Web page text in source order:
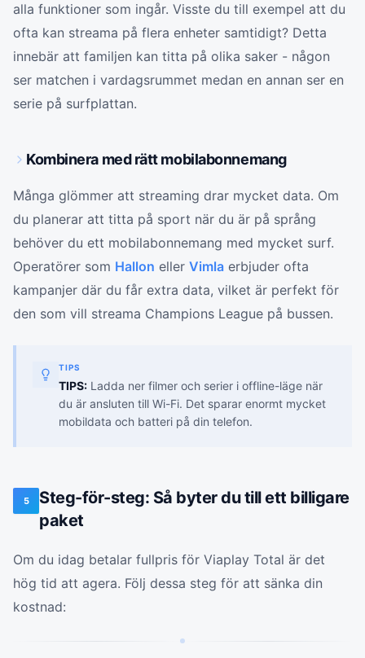
alla funktioner som ingår. Visste du till exempel att du
ofta kan streama på flera enheter samtidigt? Detta
innebär att familjen kan titta på olika saker - någon
ser matchen i vardagsrummet medan en annan ser en
serie på surfplattan.
Kombinera med rätt mobilabonnemang
Många glömmer att streaming drar mycket data. Om
du planerar att titta på sport när du är på språng
behöver du ett mobilabonnemang med mycket surf.
Operatörer som Hallon eller Vimla erbjuder ofta
kampanjer där du får extra data, vilket är perfekt för
den som vill streama Champions League på bussen.
TIPS
TIPS: Ladda ner filmer och serier i offline-läge när
du är ansluten till Wi-Fi. Det sparar enormt mycket
mobildata och batteri på din telefon.
5
Steg-för-steg: Så byter du till ett billigare
paket
Om du idag betalar fullpris för Viaplay Total är det
hög tid att agera. Följ dessa steg för att sänka din
kostnad: